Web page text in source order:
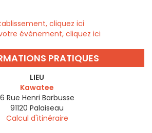
cliquez ici
évènement, cliquez ici
PRATIQUES
LIEU
Kawatee
6 Rue Henri Barbusse
91120 Palaiseau
Calcul d'itinéraire